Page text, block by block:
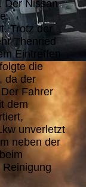
Der Nissan
Trotz der
Thenried
Eintreffen
die
da der
Fahrer
dem
unverletzt
neben der